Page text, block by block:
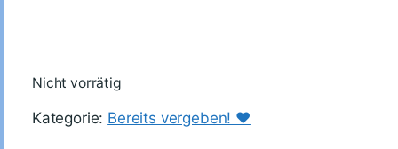
Nicht vorrätig
Kategorie: Bereits vergeben! ♥️